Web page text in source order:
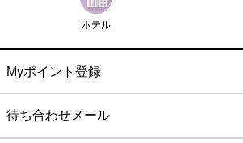
Myポイント登録
待ち合わせメール